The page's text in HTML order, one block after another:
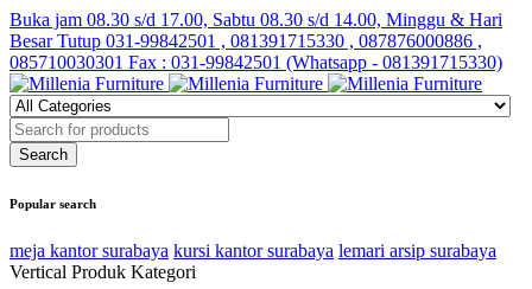
Buka jam 08.30 s/d 17.00, Sabtu 08.30 s/d 14.00, Minggu & Hari
Besar Tutup 031-99842501 , 081391715330 , 087876000886 ,
085710030301 Fax : 031-99842501 (Whatsapp - 081391715330)
Popular search
meja kantor surabaya kursi kantor surabaya lemari arsip surabaya
Vertical Produk Kategori